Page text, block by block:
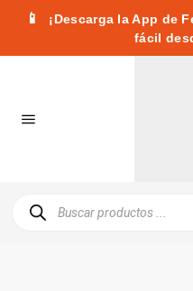
📱
¡Descarga la App de
fácil